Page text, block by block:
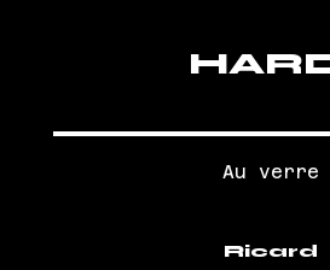
Au verre
Ricard